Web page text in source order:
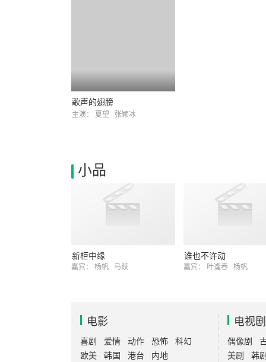
歌声的翅膀
主演： 夏望 张颖冰
小品
新柜中缘
嘉宾： 杨帆 马跃
谁也不许动
嘉宾： 叶逢春 杨帆
电影
喜剧 爱情 动作 恐怖
科幻
欧美
韩国 港台 内地
电视剧
偶像剧
美剧
韩